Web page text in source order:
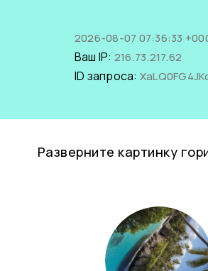
2026-08-07 07:36:33
Ваш IP: 216.73.217.62
ID запроса:
Разверните картинку